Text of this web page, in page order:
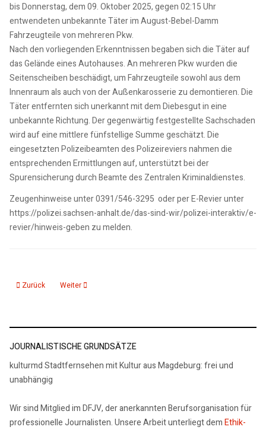
bis Donnerstag, dem 09. Oktober 2025, gegen 02:15 Uhr
entwendeten unbekannte Täter im August-Bebel-Damm
Fahrzeugteile von mehreren Pkw.
Nach den vorliegenden Erkenntnissen begaben sich die Täter auf
das Gelände eines Autohauses. An mehreren Pkw wurden die
Seitenscheiben beschädigt, um Fahrzeugteile sowohl aus dem
Innenraum als auch von der Außenkarosserie zu demontieren. Die
Täter entfernten sich unerkannt mit dem Diebesgut in eine
unbekannte Richtung. Der gegenwärtig festgestellte Sachschaden
wird auf eine mittlere fünfstellige Summe geschätzt. Die
eingesetzten Polizeibeamten des Polizeireviers nahmen die
entsprechenden Ermittlungen auf, unterstützt bei der
Spurensicherung durch Beamte des Zentralen Kriminaldienstes.
Zeugenhinweise unter 0391/546-3295 oder per E-Revier unter
https://polizei.sachsen-anhalt.de/das-sind-wir/polizei-interaktiv/e-
revier/hinweis-geben zu melden.
Vorheriger Beitrag: 20.10.25: kmd Polizeiticker
Zurück Nächster Beitrag: 07.10.25: Polizeiticker 1
Weiter
JOURNALISTISCHE GRUNDSÄTZE
kulturmd Stadtfernsehen mit Kultur aus Magdeburg: frei und
unabhängig
Wir sind Mitglied im DFJV, der anerkannten Berufsorganisation für
professionelle Journalisten. Unsere Arbeit unterliegt demEthik-